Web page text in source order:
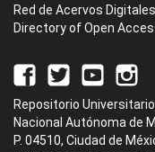
Red de Acervos Digitales
Directory of Open
Repositorio
Nacional Autónoma de
P. 04510, Ciudad de